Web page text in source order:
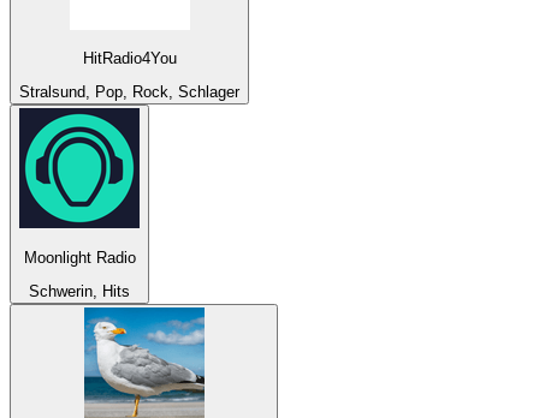
HitRadio4You
Stralsund, Pop, Rock, Schlager
Moonlight Radio
Schwerin, Hits